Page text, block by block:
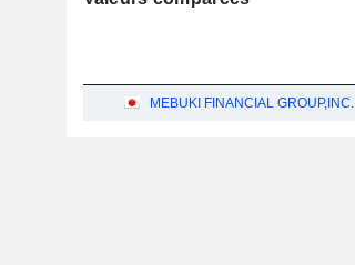
MEBUKI FINANCIAL GROUP,INC.